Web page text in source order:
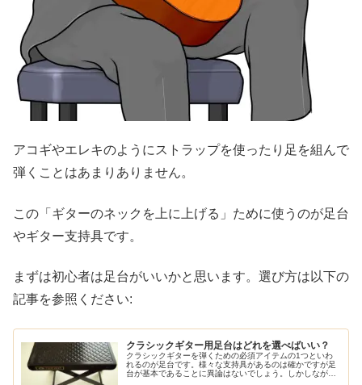
アコギやエレキのようにストラップを使ったり足を組んで
弾くことはあまりありません。
この「ギターのネックを上に上げる」ために使うのが足台
やギター支持具です。
まずは初心者は足台がいいかと思います。選び方は以下の
記事を参照ください:
クラシックギター用足台はどれを選べばいい？
クラシックギターを弾くための必須アイテムの1つといわ
れるのが足台です。様々な支持具があるのは確かですが足
台が基本であることに異論はないでしょう。しかしなが